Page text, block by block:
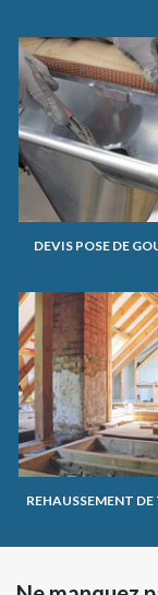
DEVIS POSE DE
REHAUSSEMENT